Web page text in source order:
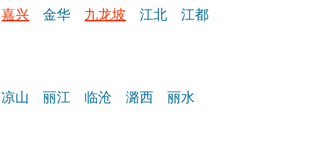
嘉兴 金华 九龙坡 江北
江都
凉山 丽江 临沧 潞西
丽水